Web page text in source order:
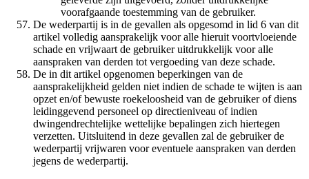
voorafgaande toestemming van de gebruiker.
De wederpartij is in de gevallen als opgesomd in lid 6 van dit
artikel volledig aansprakelijk voor alle hieruit voortvloeiende
schade en vrijwaart de gebruiker uitdrukkelijk voor alle
aanspraken van derden tot vergoeding van deze schade.
De in dit artikel opgenomen beperkingen van de
aansprakelijkheid gelden niet indien de schade te wijten is aan
opzet en/of bewuste roekeloosheid van de gebruiker of diens
leidinggevend personeel op directieniveau of indien
dwingendrechtelijke wettelijke bepalingen zich hiertegen
verzetten. Uitsluitend in deze gevallen zal de gebruiker de
wederpartij vrijwaren voor eventuele aanspraken van derden
jegens de wederpartij.